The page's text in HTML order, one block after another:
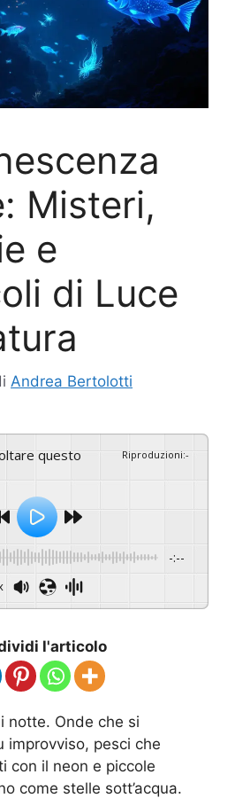
Misteri,
e
di Luce
Andrea Bertolotti
Riproduzioni:-
-:--
l'articolo
notte. Onde che si
improvviso, pesci che
con il neon e piccole
come stelle sott’acqua.